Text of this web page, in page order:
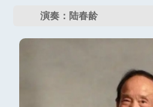
演奏：陆春龄